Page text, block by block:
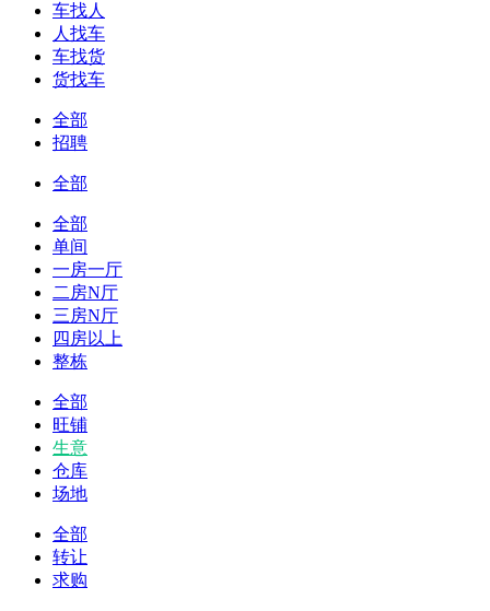
车找人
人找车
车找货
货找车
全部
招聘
全部
全部
单间
一房一厅
二房N厅
三房N厅
四房以上
整栋
全部
旺铺
生意
仓库
场地
全部
转让
求购